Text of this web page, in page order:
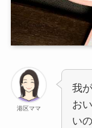
港区ママ
我
お
い